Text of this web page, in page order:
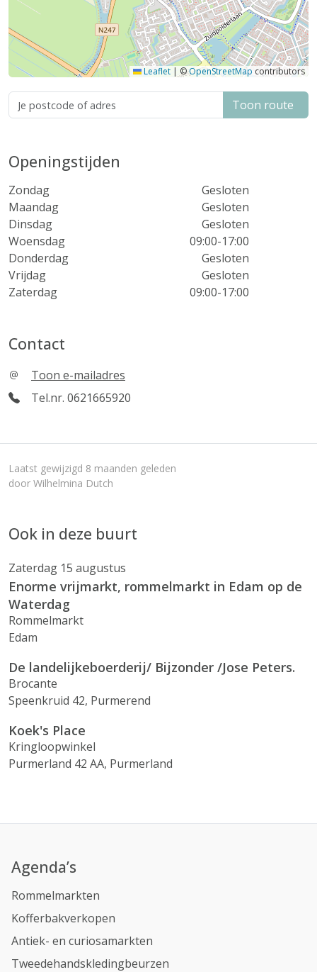
Leaflet | ©OpenStreetMap contributors
Toon route
Openingstijden
Zondag
Gesloten
Maandag
Gesloten
Dinsdag
Gesloten
Woensdag
09:00-17:00
Donderdag
Gesloten
Vrijdag
Gesloten
Zaterdag
09:00-17:00
Contact
Toon e-mailadres
Tel.nr. 0621665920
Laatst gewijzigd 8 maanden geleden
door Wilhelmina Dutch
Ook in deze buurt
Zaterdag 15 augustus
Enorme vrijmarkt, rommelmarkt in Edam op de
Waterdag
Rommelmarkt
Edam
De landelijkeboerderij/ Bijzonder /Jose Peters.
Brocante
Speenkruid 42, Purmerend
Koek's Place
Kringloopwinkel
Purmerland 42 AA, Purmerland
Agenda’s
Rommelmarkten
Kofferbakverkopen
Antiek- en curiosamarkten
Tweedehandskledingbeurzen